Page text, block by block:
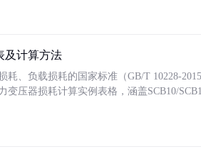
及计算方法
耗、负载损耗的国家标准（GB/T 10228-
变压器损耗计算实例表格，涵盖SCB10/